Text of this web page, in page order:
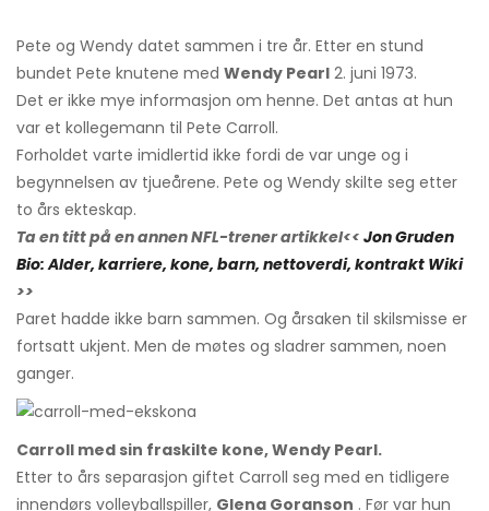
Pete og Wendy datet sammen i tre år. Etter en stund
bundet Pete knutene med Wendy Pearl 2. juni 1973.
Det er ikke mye informasjon om henne. Det antas at hun
var et kollegemann til Pete Carroll.
Forholdet varte imidlertid ikke fordi de var unge og i
begynnelsen av tjueårene. Pete og Wendy skilte seg etter
to års ekteskap.
Ta en titt på en annen NFL-trener artikkel<< Jon Gruden
Bio: Alder, karriere, kone, barn, nettoverdi, kontrakt Wiki
>>
Paret hadde ikke barn sammen. Og årsaken til skilsmisse er
fortsatt ukjent. Men de møtes og sladrer sammen, noen
ganger.
Carroll med sin fraskilte kone, Wendy Pearl.
Etter to års separasjon giftet Carroll seg med en tidligere
innendørs volleyballspiller, Glena Goranson . Før var hun